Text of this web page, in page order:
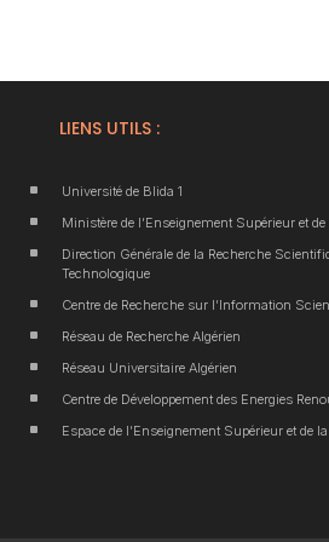
LIENS UTILS :
^ Université de Blida 1
^ Ministère de l’Enseignement Supérieur et
^
Direction Générale de la Recherche
Technologique
^ Centre de Recherche sur l’Information
^ Réseau de Recherche Algérien
^ Réseau Universitaire Algérien
^ Centre de Développement des Energies
^ Espace de l’Enseignement Supérieur et de